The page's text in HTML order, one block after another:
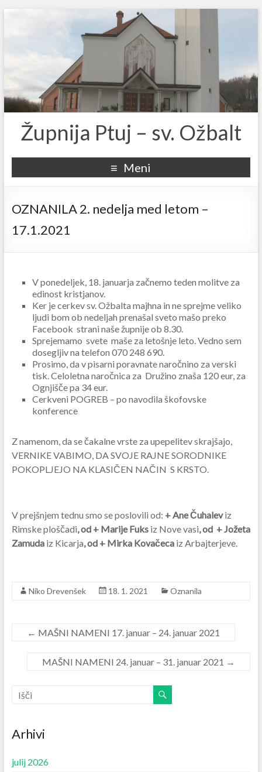
Župnija Ptuj – sv. Ožbalt
Meni
OZNANILA 2. nedelja med letom –
17.1.2021
V ponedeljek, 18. januarja začnemo teden molitve za
edinost kristjanov.
Ker je cerkev sv. Ožbalta majhna in ne sprejme veliko
ljudi bom ob nedeljah prenašal sveto mašo preko
Facebook strani naše župnije ob 8.30.
Sprejemamo svete maše za letošnje leto. Vedno sem
dosegljiv na telefon 070 248 690.
Prosimo, da v pisarni poravnate naročnino za verski
tisk. Celoletna naročnica za Družino znaša 120 eur, za
Ognjišče pa 34 eur.
Cerkveni POGREB – po navodila škofovske
konference
Z namenom, da se čakalne vrste za upepelitev skrajšajo,
VERNIKE VABIMO, DA SVOJE RAJNE SORODNIKE
POKOPLJEJO NA KLASIČEN NAČIN S KRSTO.
V prejšnjem tednu smo se poslovili od: + Ane Čuhaleviz
Rimske ploščadi, od + Marije Fuks iz Nove vasi, od + Jožeta
Zamuda iz Kicarja, od + Mirka Kovačeca iz Arbajterjeve.
Niko Drevenšek 18. 1. 2021 Oznanila
← MAŠNI NAMENI 17. januar – 24. januar 2021
MAŠNI NAMENI 24. januar – 31. januar 2021 →
Arhivi
julij 2026